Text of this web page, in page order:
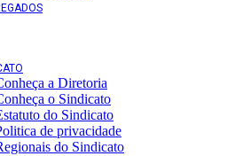
a Diretoria
o Sindicato
do Sindicato
de privacidade
do Sindicato